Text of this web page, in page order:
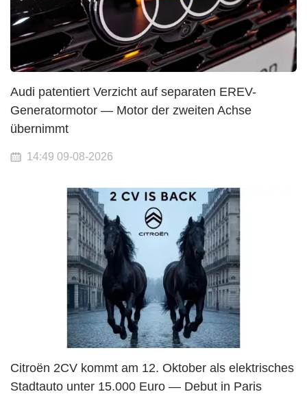
Audi patentiert Verzicht auf separaten EREV-
Generatormotor — Motor der zweiten Achse
übernimmt
14:49 09-08-2026
Citroën 2CV kommt am 12. Oktober als elektrisches
Stadtauto unter 15.000 Euro — Debut in Paris